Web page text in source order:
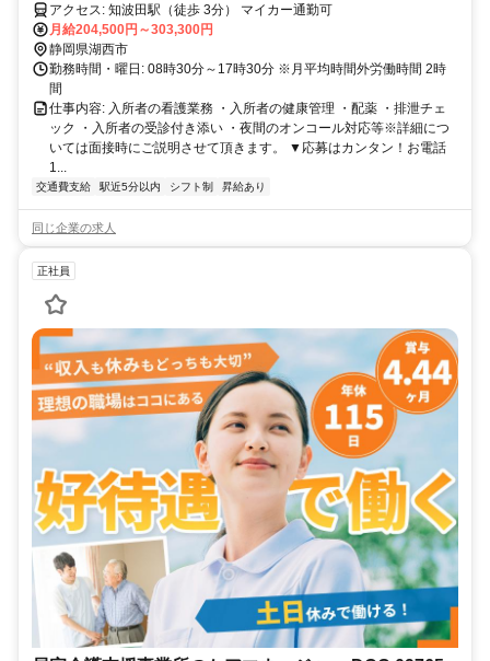
アクセス: 知波田駅（徒歩 3分） マイカー通勤可
月給204,500円～303,300円
静岡県湖西市
勤務時間・曜日: 08時30分～17時30分 ※月平均時間外労働時間 2時
間
仕事内容: 入所者の看護業務 ・入所者の健康管理 ・配薬 ・排泄チェ
ック ・入所者の受診付き添い ・夜間のオンコール対応等※詳細につ
いては面接時にご説明させて頂きます。 ▼応募はカンタン！お電話
1...
交通費支給 駅近5分以内 シフト制 昇給あり
同じ企業の求人
正社員